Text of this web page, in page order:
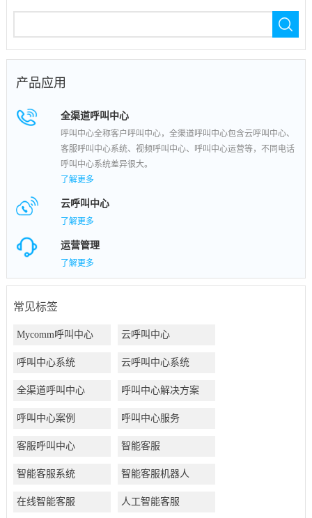
产品应用
全渠道呼叫中心
呼叫中心全称客户呼叫中心，全渠道呼叫中心包含云呼叫中心、
客服呼叫中心系统、视频呼叫中心、呼叫中心运营等，不同电话
呼叫中心系统差异很大。
了解更多
云呼叫中心
了解更多
运营管理
了解更多
常见标签
Mycomm呼叫中心 云呼叫中心
呼叫中心系统 云呼叫中心系统
全渠道呼叫中心 呼叫中心解决方案
呼叫中心案例 呼叫中心服务
客服呼叫中心 智能客服
智能客服系统 智能客服机器人
在线智能客服 人工智能客服